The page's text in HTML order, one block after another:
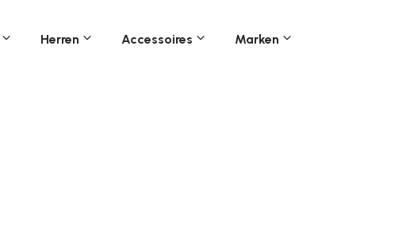
Herren Accessoires Marken